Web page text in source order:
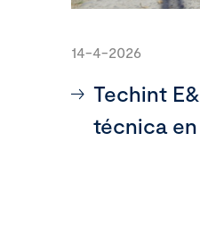
14-4-2026
Techint
técnica